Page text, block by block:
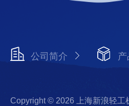
公司简介
Copyright © 2026 上海新浪轻工